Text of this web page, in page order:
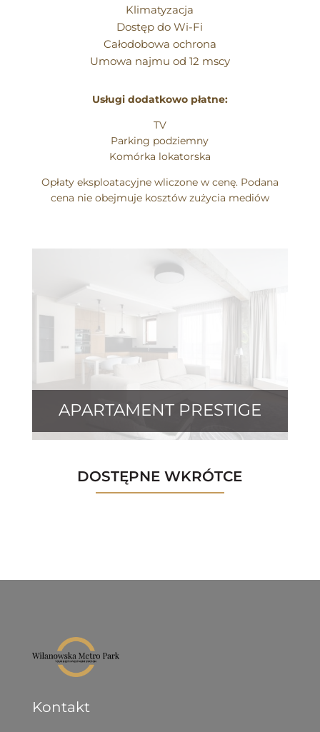
Klimatyzacja
Dostęp do Wi-Fi
Całodobowa ochrona
Umowa najmu od 12 mscy
Usługi dodatkowo płatne:
TV
Parking podziemny
Komórka lokatorska
Opłaty eksploatacyjne wliczone w cenę. Podana
cena nie obejmuje kosztów zużycia mediów
APARTAMENT PRESTIGE
DOSTĘPNE WKRÓTCE
Kontakt